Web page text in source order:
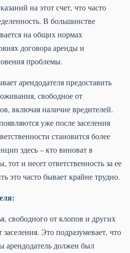
на этот счет, что часто
В большинстве
на общих нормах
договора аренды и
проблемы.
арендодателя предоставить
свободное от
включая наличие вредителей.
уже после заселения
становится более
здесь – кто виноват в
и несет ответственность за ее
это часто бывает крайне трудно.
свободного от клопов и других
Это подразумевает, что
арендодатель должен был